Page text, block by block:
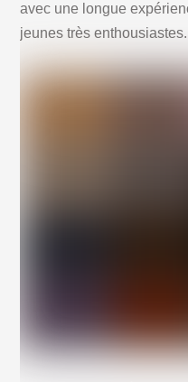
avec une longue
jeunes très enthousiastes.